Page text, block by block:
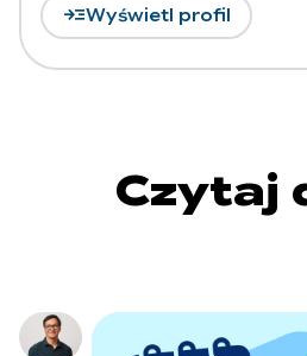
read_moreWyświetl profil
Czytaj